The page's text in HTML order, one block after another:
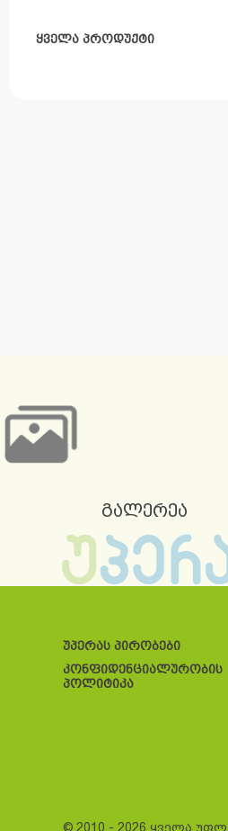
ყველა პროდუქტი
გალერეა
უპერას პირობები
კონფიდენციალურობის
პოლიტიკა
© 2010 - 2026 ყველა